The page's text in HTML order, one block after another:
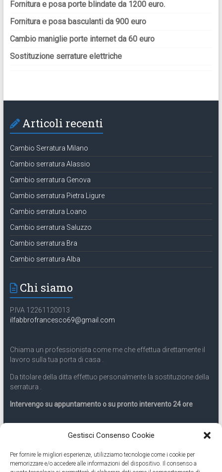
Gestisci Consenso Cookie
Per fornire le migliori esperienze, utilizziamo tecnologie come i cookie per
memorizzare e/o accedere alle informazioni del dispositivo. Il consenso a
Fornitura e posa porte blindate da 1200 euro.
Fornitura e posa basculanti da 900 euro
Cambio maniglie porte internet da 60 euro
Sostituzione serrature elettriche
Articoli recenti
Cambio Serratura Milano
Cambio serratura Alassio
Cambio serratura Genova
Cambio serratura Pietra Ligure
Cambio serratura Loano
Cambio serratura Saluzzo
Cambio serratura Bra
Cambio serratura Alba
Chi siamo
P.IVA 12261120013
ilfabbrofrancesco69@gmail.com
Chiama un professionista come me che effettua direttamente il
lavoro sulla tua porta di casa .
Da titolare della ditta effettuo personalmente la sostituzione della
serratura .
Intervengo su appuntamento o su pronto intervento 24 ore
Servizio 24 ore
Cell331.9899963